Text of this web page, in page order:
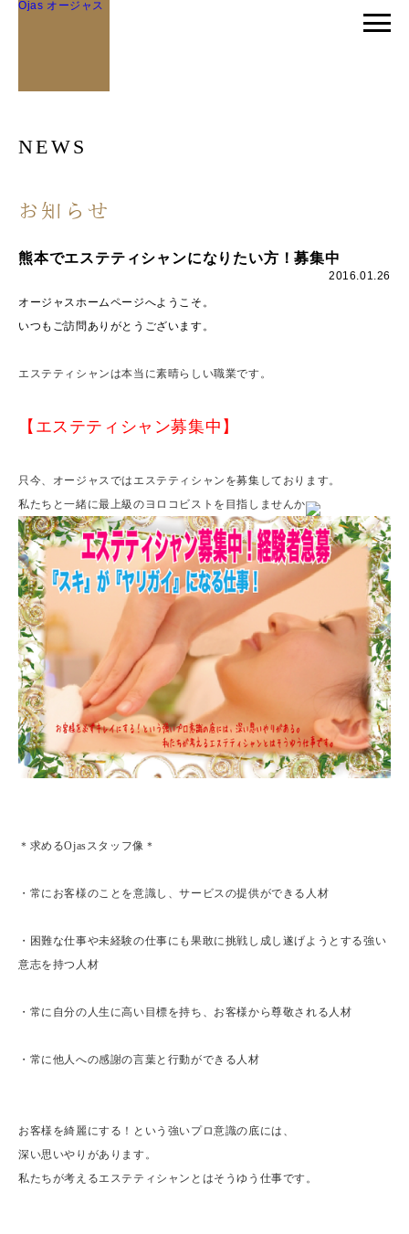
Ojas オージャス
NEWS
お知らせ
熊本でエステティシャンになりたい方！募集中
2016.01.26
オージャスホームページへようこそ。
いつもご訪問ありがとうございます。
エステティシャンは本当に素晴らしい職業です。
【エステティシャン募集中】
只今、オージャスではエステティシャンを募集しております。
私たちと一緒に最上級のヨロコビストを目指しませんか
＊求めるOjasスタッフ像＊
・常にお客様のことを意識し、サービスの提供ができる人材
・困難な仕事や未経験の仕事にも果敢に挑戦し成し遂げようとする強い
意志を持つ人材
・常に自分の人生に高い目標を持ち、お客様から尊敬される人材
・常に他人への感謝の言葉と行動ができる人材
お客様を綺麗にする！という強いプロ意識の底には、
深い思いやりがあります。
私たちが考えるエステティシャンとはそうゆう仕事です。